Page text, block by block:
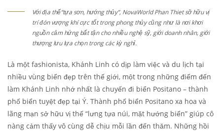
Với địa thế“tựa sơn, hướng thủy”, NovaWorld Phan Thiet sỡ hữu vị
trí đón vượng khí cực tốt trong phong thủy cũng như là nơi khơi
nguồn cảm hứng bất tận cho nhiều nghệ sỹ, giới doanh nhân, giới
thượng lưu lựa chọn trong các kỳ nghỉ.
Là một fashionista, Khánh Linh có dịp làm việc và du lịch tại
nhiều vùng biển đẹp trên thế giới, một trong những điểm đến
làm Khánh Linh nhớ nhất là chuyến đi biển Positano – thành
phố biển tuyệt đẹp tại Ý. Thành phố biển Positano xa hoa và
lãng mạn sở hữu vị thế “lưng tựa núi, mặt hướng biển” giúp cô
nàng cảm thấy vô cùng dễ chịu mỗi lần đến thăm. Những hồi